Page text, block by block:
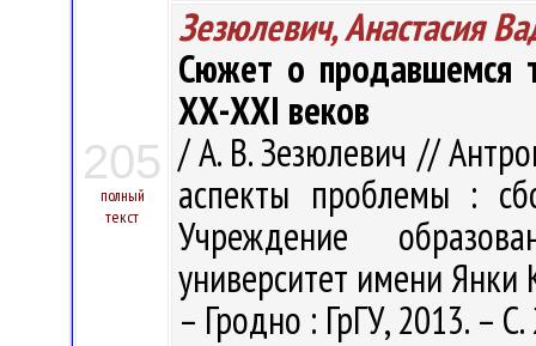
205
полный
текст
Зезюлевич, Анастасия
Сюжет о продавшемся
ХХ-ХХI веков
/ А. В. Зезюлевич //
аспекты проблемы :
Учреждение
университет имени Янки
– Гродно : ГрГУ, 2013. –